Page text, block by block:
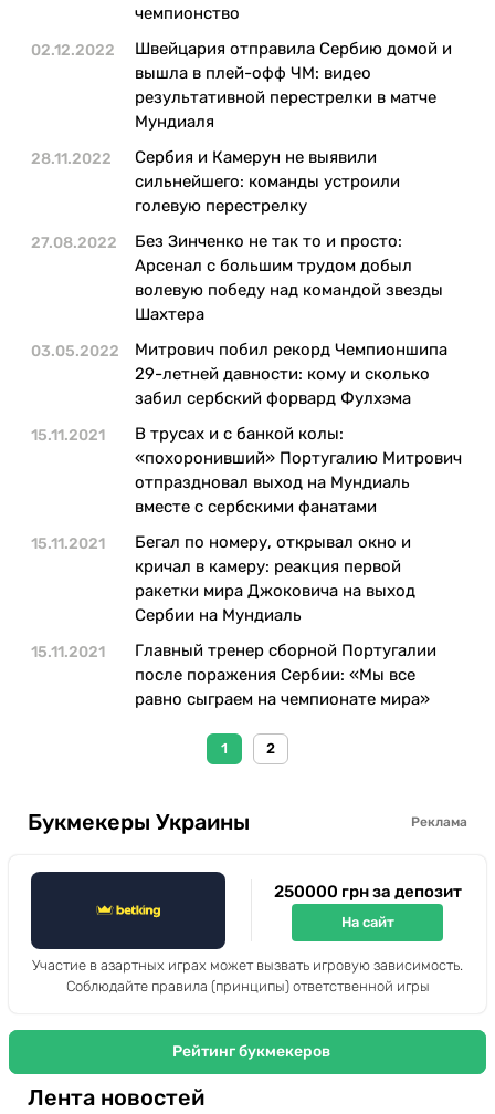
чемпионство
02.12.2022
Швейцария отправила Сербию домой и
вышла в плей-офф ЧМ: видео
результативной перестрелки в матче
Мундиаля
28.11.2022
Сербия и Камерун не выявили
сильнейшего: команды устроили
голевую перестрелку
27.08.2022
Без Зинченко не так то и просто:
Арсенал с большим трудом добыл
волевую победу над командой звезды
Шахтера
03.05.2022
Митрович побил рекорд Чемпионшипа
29-летней давности: кому и сколько
забил сербский форвард Фулхэма
15.11.2021
В трусах и с банкой колы:
«похоронивший» Португалию Митрович
отпраздновал выход на Мундиаль
вместе с сербскими фанатами
15.11.2021
Бегал по номеру, открывал окно и
кричал в камеру: реакция первой
ракетки мира Джоковича на выход
Сербии на Мундиаль
15.11.2021
Главный тренер сборной Португалии
после поражения Сербии: «Мы все
равно сыграем на чемпионате мира»
1 2
Букмекеры Украины Реклама
250000 грн за депозит
На сайт
Участие в азартных играх может вызвать игровую зависимость.
Соблюдайте правила (принципы) ответственной игры
Рейтинг букмекеров
Лента новостей